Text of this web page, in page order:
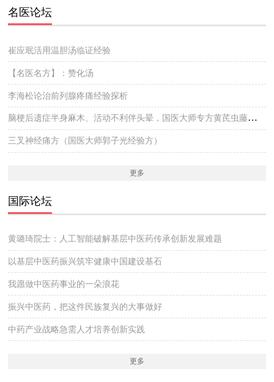
名医论坛
崔应珉活用温胆汤临证经验
【名医名方】：赞化汤
李海松论治前列腺疼痛经验探析
脑梗后遗症半身麻木、活动不利伴头晕，国医大师专方黄芪虫藤饮的实战医案
三叉神经痛方（国医大师郭子光经验方）
更多
国际论坛
黄璐琦院士：人工智能破解基层中医药传承创新发展难题
以基层中医药振兴筑牢健康中国建设基石
我愿做中医药事业的一朵浪花
振兴中医药，把这件民族复兴的大事做好
中药产业战略急需人才培养创新实践
更多